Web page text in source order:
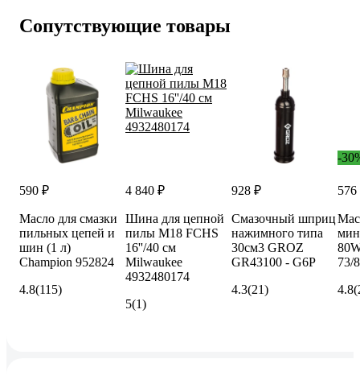
Сопутствующие товары
590 ₽
Масло для смазки
пильных цепей и
шин (1 л)
Champion 952824
4.8(115)
4 840 ₽
Шина для цепной
пилы M18 FCHS
16''/40 см
Milwaukee
4932480174
5(1)
928 ₽
Смазочный шприц
нажимного типа
30см3 GROZ
GR43100 - G6P
4.3(21)
-
576
73/
4.8